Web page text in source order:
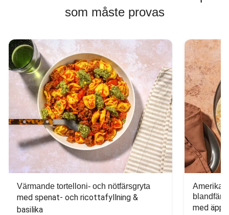
som måste provas
Värmande tortelloni- och nötfärsgryta
med spenat- och ricottafyllning &
basilika
blandfärs
med